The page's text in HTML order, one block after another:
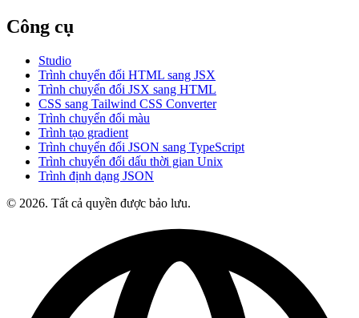
Công cụ
Studio
Trình chuyển đổi HTML sang JSX
Trình chuyển đổi JSX sang HTML
CSS sang Tailwind CSS Converter
Trình chuyển đổi màu
Trình tạo gradient
Trình chuyển đổi JSON sang TypeScript
Trình chuyển đổi dấu thời gian Unix
Trình định dạng JSON
© 2026. Tất cả quyền được bảo lưu.